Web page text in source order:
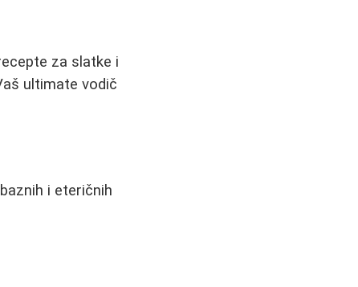
za slatke i
ultimate vodič
i eteričnih